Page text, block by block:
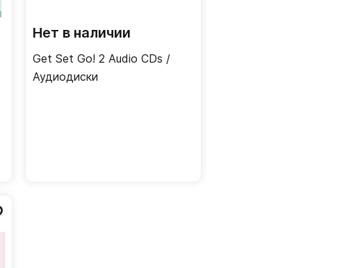
Нет в наличии
Get Set Go! 2 Audio CDs /
Аудиодиски